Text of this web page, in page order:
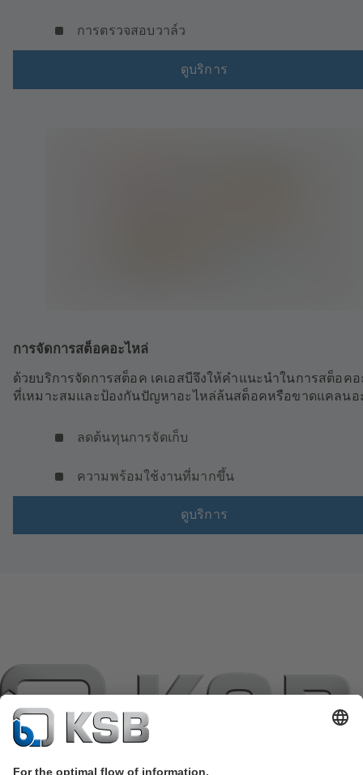
การตรวจสอบวาล์ว
ดูบริการ
การจัดการสต็อคอะไหล่
ด้วยบริการจัดการสต็อค เคเอสบีจึงให้คำแนะนำในการสต็อค
ที่เหมาะสมและป้องกันปัญหาอะไหล่ล้นสต็อคหรือขาดแคลนอ
ลดต้นทุนการจัดเก็บ
ความพร้อมใช้งานที่มากขึ้น
ดูบริการ